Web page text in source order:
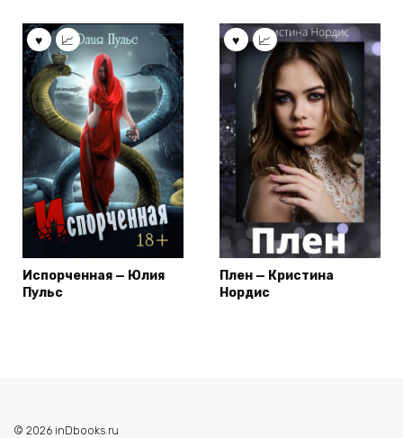
Испорченная — Юлия
Пульс
Плен — Кристина
Нордис
© 2026 inDbooks.ru